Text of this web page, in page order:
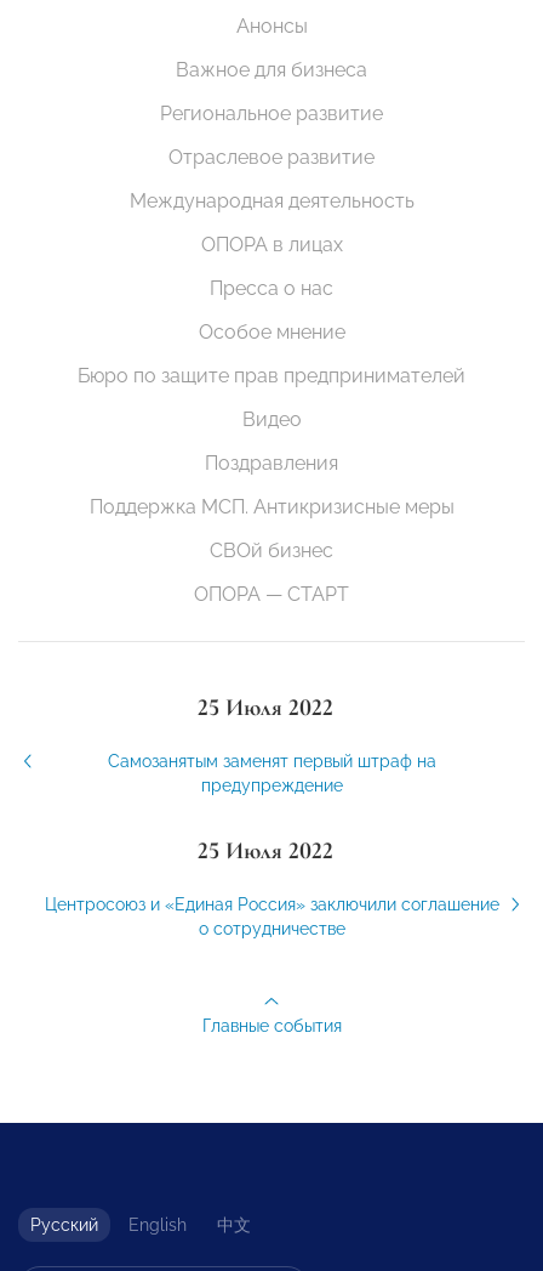
Анонсы
Важное для бизнеса
Региональное развитие
Отраслевое развитие
Международная деятельность
ОПОРА в лицах
Пресса о нас
Особое мнение
Бюро по защите прав предпринимателей
Видео
Поздравления
Поддержка МСП. Антикризисные меры
СВОй бизнес
ОПОРА — СТАРТ
25 Июля 2022
Самозанятым заменят первый штраф на
предупреждение
25 Июля 2022
Центросоюз и «Единая Россия» заключили соглашение
о сотрудничестве
Главные события
Русский English 中文